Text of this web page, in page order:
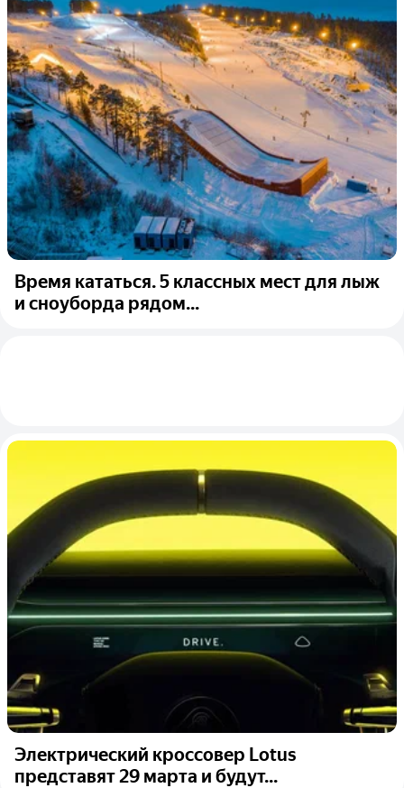
Время кататься. 5 классных мест для лыж
и сноуборда рядом...
Электрический кроссовер Lotus
представят 29 марта и будут...